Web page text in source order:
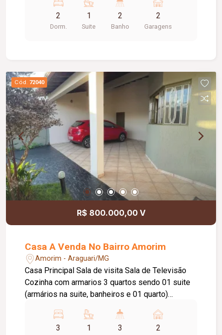
Vagas de Garagem ELEVADOR Acabamento fino
Localização privilegiada.
2
Dorm.
1
Suite
2
Banho
2
Garagens
Cód. 72040
R$ 800.000,00 V
Casa A Venda No Bairro Amorim
Amorim - Araguari/MG
Casa Principal Sala de visita Sala de Televisão
Cozinha com armarios 3 quartos sendo 01 suite
(armários na suite, banheiros e 01 quarto)
Lavanderia Ducha Possui mais 02 casas ao
fundo(alugadas R$1.200,00 as duas.)
3 1 3 2